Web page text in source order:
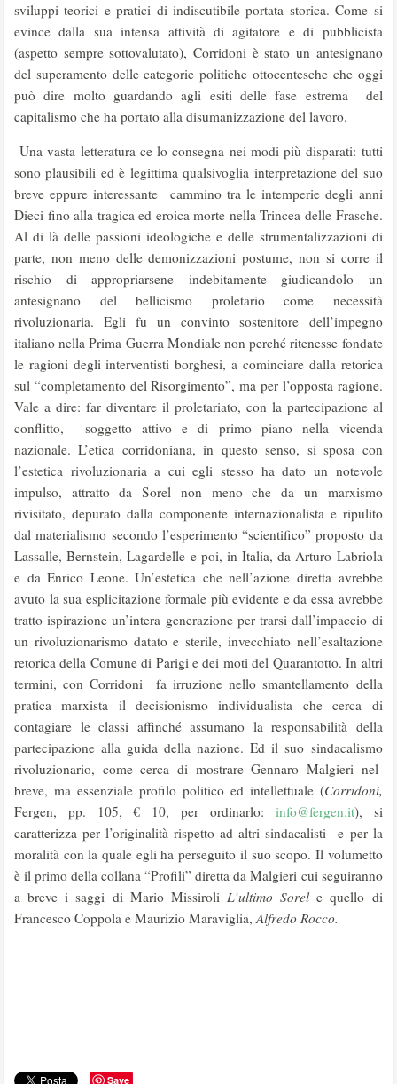
sviluppi teorici e pratici di indiscutibile portata storica. Come si
evince dalla sua intensa attività di agitatore e di pubblicista
(aspetto sempre sottovalutato), Corridoni è stato un antesignano
del superamento delle categorie politiche ottocentesche che oggi
può dire molto guardando agli esiti delle fase estrema del
capitalismo che ha portato alla disumanizzazione del lavoro.
Una vasta letteratura ce lo consegna nei modi più disparati: tutti
sono plausibili ed è legittima qualsivoglia interpretazione del suo
breve eppure interessante cammino tra le intemperie degli anni
Dieci fino alla tragica ed eroica morte nella Trincea delle Frasche.
Al di là delle passioni ideologiche e delle strumentalizzazioni di
parte, non meno delle demonizzazioni postume, non si corre il
rischio di appropriarsene indebitamente giudicandolo un
antesignano del bellicismo proletario come necessità
rivoluzionaria. Egli fu un convinto sostenitore dell’impegno
italiano nella Prima Guerra Mondiale non perché ritenesse fondate
le ragioni degli interventisti borghesi, a cominciare dalla retorica
sul “completamento del Risorgimento”, ma per l’opposta ragione.
Vale a dire: far diventare il proletariato, con la partecipazione al
conflitto, soggetto attivo e di primo piano nella vicenda
nazionale. L’etica corridoniana, in questo senso, si sposa con
l’estetica rivoluzionaria a cui egli stesso ha dato un notevole
impulso, attratto da Sorel non meno che da un marxismo
rivisitato, depurato dalla componente internazionalista e ripulito
dal materialismo secondo l’esperimento “scientifico” proposto da
Lassalle, Bernstein, Lagardelle e poi, in Italia, da Arturo Labriola
e da Enrico Leone. Un’estetica che nell’azione diretta avrebbe
avuto la sua esplicitazione formale più evidente e da essa avrebbe
tratto ispirazione un’intera generazione per trarsi dall’impaccio di
un rivoluzionarismo datato e sterile, invecchiato nell’esaltazione
retorica della Comune di Parigi e dei moti del Quarantotto. In altri
termini, con Corridoni fa irruzione nello smantellamento della
pratica marxista il decisionismo individualista che cerca di
contagiare le classi affinché assumano la responsabilità della
partecipazione alla guida della nazione. Ed il suo sindacalismo
rivoluzionario, come cerca di mostrare Gennaro Malgieri nel
breve, ma essenziale profilo politico ed intellettuale (Corridoni,
Fergen, pp. 105, € 10, per ordinarlo: info@fergen.it), si
caratterizza per l’originalità rispetto ad altri sindacalisti e per la
moralità con la quale egli ha perseguito il suo scopo. Il volumetto
è il primo della collana “Profili” diretta da Malgieri cui seguiranno
a breve i saggi di Mario Missiroli L’ultimo Sorele quello di
Francesco Coppola e Maurizio Maraviglia,Alfredo Rocco.
Save